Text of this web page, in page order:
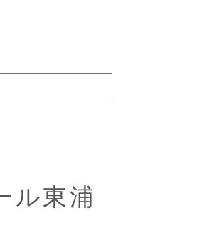
ル東浦